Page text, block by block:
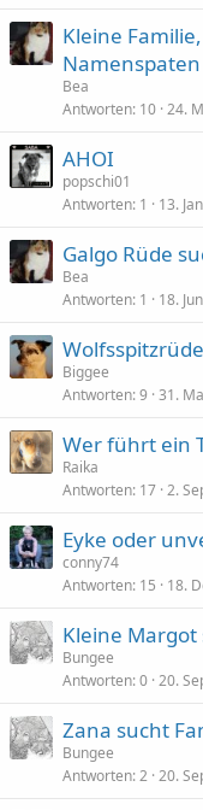
Kleine
Bea
Antworten 10 24.
AHOI
popschi01
Antworten 1 13.
Galgo Rüde
Bea
Antworten 1 18.
Biggee
Antworten 9 31.
Wer führt ein
Raika
Antworten 17 2.
Eyke oder
conny74
Antworten 15 18.
Kleine Margot
Bungee
Antworten 0 20.
Zana sucht
Bungee
Antworten 2 20.